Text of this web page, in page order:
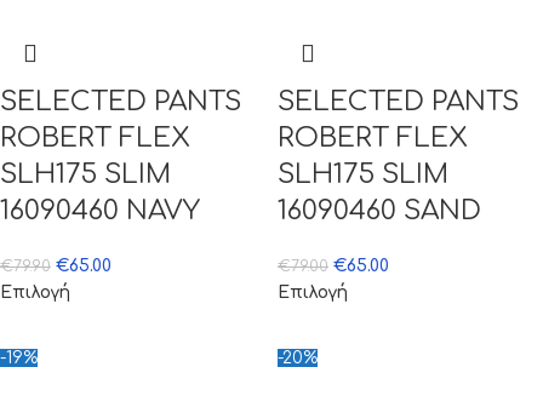
SELECTED PANTS
ROBERT FLEX
SLH175 SLIM
16090460 NAVY
€79.90 €65.00
Επιλογή
SELECTED PANTS
ROBERT FLEX
SLH175 SLIM
16090460 SAND
€79.00 €65.00
Επιλογή
-19% -20%